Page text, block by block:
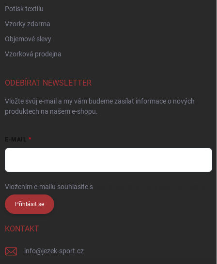
Potisk textilu
Vzorky zdarma
Objemové slevy
Vzorková prodejna
ODEBÍRAT NEWSLETTER
Vložte svůj e-mail a my vám budeme zasílat informace o nových
produktech na našem e-shopu.
E-MAIL
Vložením e-mailu souhlasíte s
Přihlásit se
KONTAKT
info@jezek-sport.cz